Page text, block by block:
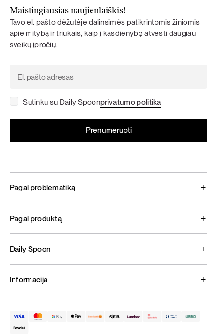
Maistingiausias naujienlaiškis!
Tavo el. pašto dėžutėje dalinsimės patikrintomis žiniomis
apie mitybą ir triukais, kaip į kasdienybę atvesti daugiau
sveikų įpročių.
Sutinku su Daily Spoonprivatumo politika
Pagal problematiką
Pagal produktą
Daily Spoon
Informacija